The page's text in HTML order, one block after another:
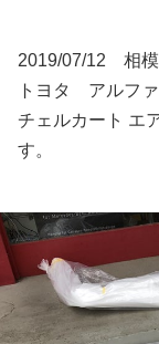
2019/07/12 相
トヨタ アルファ
チェルカート エ
す。